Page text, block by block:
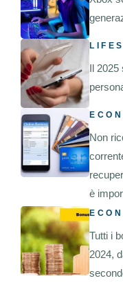
Il 2025
Non
è
Tutti i
2024,